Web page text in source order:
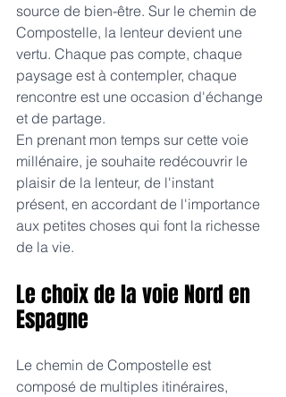
source de bien-être. Sur le chemin de
Compostelle, la lenteur devient une
vertu. Chaque pas compte, chaque
paysage est à contempler, chaque
rencontre est une occasion d'échange
et de partage.
En prenant mon temps sur cette voie
millénaire, je souhaite redécouvrir le
plaisir de la lenteur, de l'instant
présent, en accordant de l'importance
aux petites choses qui font la richesse
de la vie.
Le choix de la voie Nord en
Espagne
Le chemin de Compostelle est
composé de multiples itinéraires,